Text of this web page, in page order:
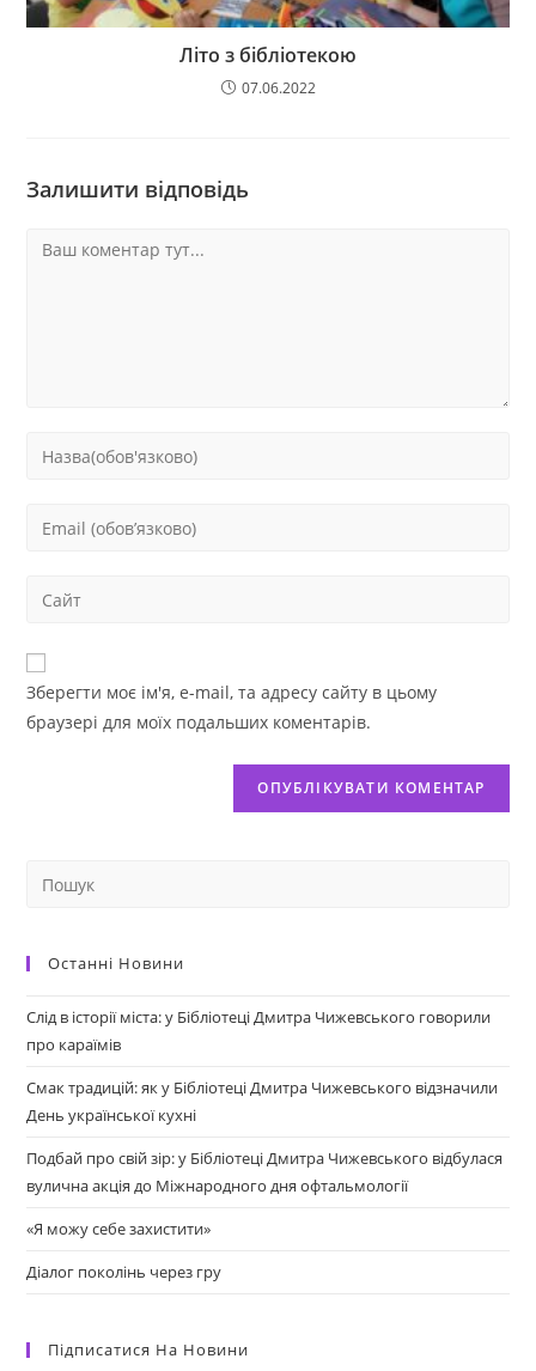
Літо з бібліотекою
07.06.2022
Залишити відповідь
Зберегти моє ім'я, e-mail, та адресу сайту в цьому
браузері для моїх подальших коментарів.
Останні Новини
Слід в історії міста: у Бібліотеці Дмитра Чижевського говорили
про караїмів
Смак традицій: як у Бібліотеці Дмитра Чижевського відзначили
День української кухні
Подбай про свій зір: у Бібліотеці Дмитра Чижевського відбулася
вулична акція до Міжнародного дня офтальмології
«Я можу себе захистити»
Діалог поколінь через гру
Підписатися На Новини